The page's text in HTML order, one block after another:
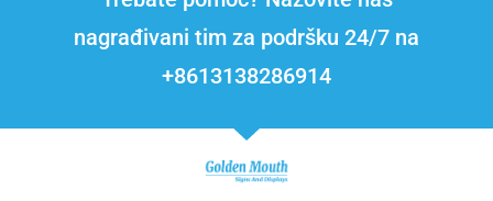
nagrađivani tim za podršku 24/7 na
+8613138286914